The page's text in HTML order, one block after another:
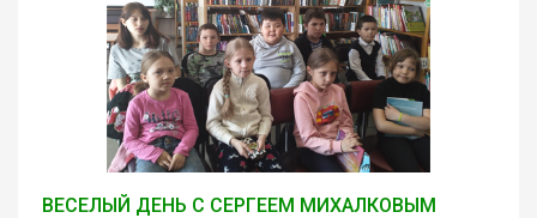
ВЕСЕЛЫЙ ДЕНЬ С СЕРГЕЕМ МИХАЛКОВЫМ